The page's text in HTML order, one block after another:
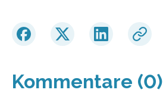
Kommentare (0)